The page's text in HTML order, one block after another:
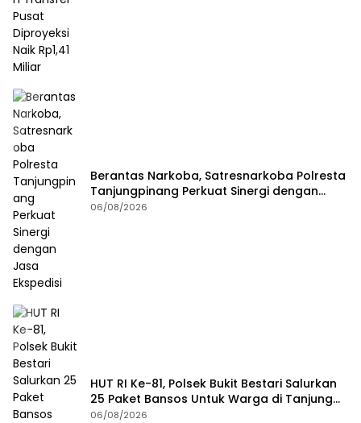
Berantas Narkoba, Satresnarkoba Polresta
Tanjungpinang Perkuat Sinergi dengan
Jasa Ekspedisi
06/08/2026
HUT RI Ke-81, Polsek Bukit Bestari Salurkan
25 Paket Bansos Untuk Warga di Tanjung
Unggat
06/08/2026